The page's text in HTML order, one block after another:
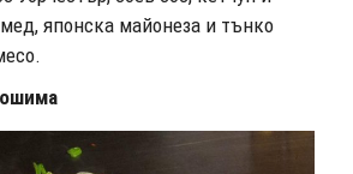
японска майонеза и тънко